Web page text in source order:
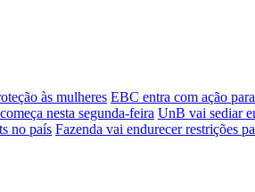
às mulheres EBC entra com ação
nesta segunda-feira UnB vai sediar
no país Fazenda vai endurecer restrições